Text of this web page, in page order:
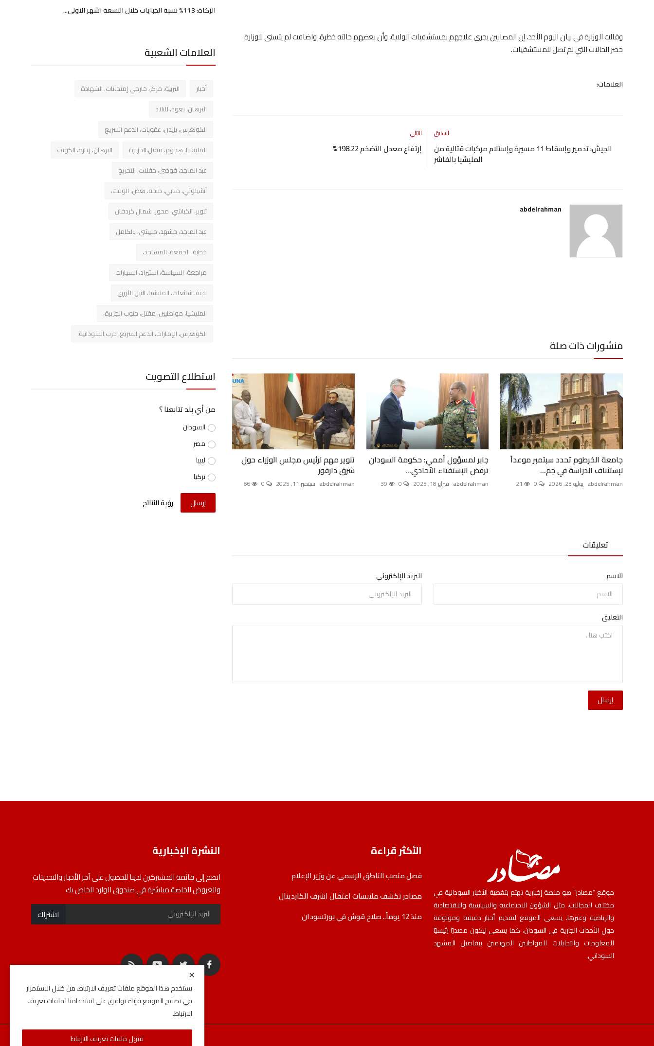
وقالت الوزارة في بيان اليوم الأحد، إن المصابين يجري علاجهم بمستشفيات الولاية، وأن بعضهم حالته خطرة، واضافت لم يتسنى للوزارة
حصر الحالات التي لم تصل للمستشفيات.
العلامات:
السابق
الجيش: تدمير وإسقاط 11 مسيرة وإستلام مركبات قتالية من
المليشيا بالفاشر
التالي
إرتفاع معدل التضخم 198.22%
abdelrahman
منشورات ذات صلة
جامعة الخرطوم تحدد سبتمبر موعداً
لإستئناف الدراسة في جم...
abdelrahman يوليو 23, 2026
جابر لمسؤول أممي: حكومة السودان
ترفض الإستفتاء الاّحادي...
abdelrahman فبراير 18, 2025 0
39
تنوير مهم لرئيس مجلس الوزراء حول
شرق دارفور
abdelrahman سبتمبر 11, 2025 66
تعليقات
الاسم البريد الإلكتروني
التعليق
إرسال
الزكاة: 113% نسبة الجبايات خلال التسعة اشهر الاولى...
العلامات الشعبية
أخبار
التربية، مركز، خارجي إمتحانات، الشهادة
البرهان، يعود، للبلاد
الكونغرس، بايدن، عقوبات، الدعم السريع
المليشيا، هجوم، مقتل،الجزيرة
البرهان، زيارة، الكويت
عبد الماجد، فوضي، حفلات، التخريج
أنشيلوتي، مبابي، منحه، بعض، الوقت،
تنوير، الكباشي، محور، شمال كردفان
عبد الماجد، مشهد، مليشي، بالكامل
خطبة، الجمعة، المساجد،
مراجعة، السياسة، استيراد، السيارات
لجنة، شائعات، المليشيا، النيل الأزرق
المليشيا، مواطنيين، مقتل، جنوب الجزيرة،
الكونغرس، الإمارات، الدعم السريع، حرب،السودانية،
استطلاع التصويت
من أي بلد تتابعنا ؟
السودان
مصر
ليبيا
تركيا
إرسال رؤية النتائج
موقع “مصادر” هو منصة إخبارية تهتم بتغطية الأخبار السودانية في
مختلف المجالات، مثل الشؤون الاجتماعية والسياسية والاقتصادية
والرياضية وغيرها. يسعى الموقع لتقديم أخبار دقيقة وموثوقة
حول الأحداث الجارية في السودان، كما يسعى ليكون مصدرًا رئيسيًا
للمعلومات والتحليلات للمواطنين المهتمين بتفاصيل المشهد
السوداني.
الأكثر قراءة
فصل منصب الناطق الرسمي عن وزير الإعلام
مصادر تكشف ملابسات اعتقال اشرف الكاردينال
منذ 12 يوماً.. صلاح قوش في بورتسودان
النشرة الإخبارية
انضم إلى قائمة المشتركين لدينا للحصول على آخر الأخبار والتحديثات
والعروض الخاصة مباشرة في صندوق الوارد الخاص بك
اشتراك
يستخدم هذا الموقع ملفات تعريف الارتباط. من خلال الاستمرار
في تصفح الموقع فإنك توافق على استخدامنا لملفات تعريف
الارتباط.
قبول ملفات تعريف الارتباط